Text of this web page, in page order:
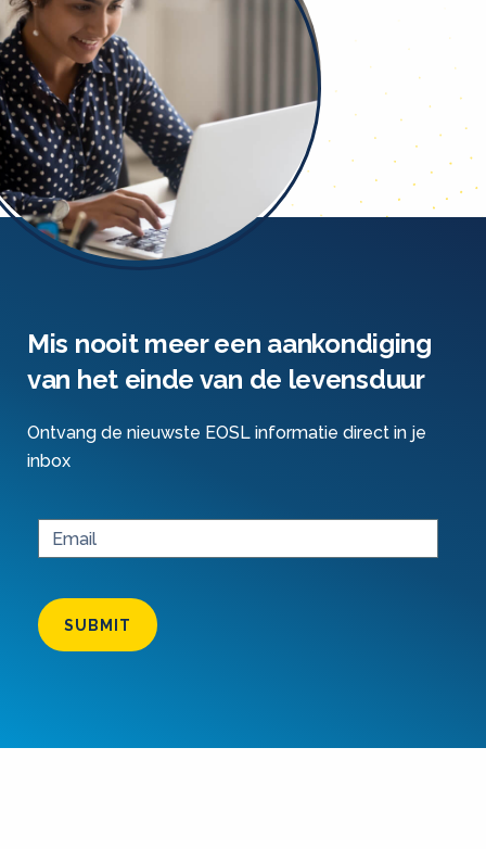
Mis nooit meer een aankondiging
van het einde van de levensduur
Ontvang de nieuwste EOSL informatie direct in je
inbox
SUBMIT